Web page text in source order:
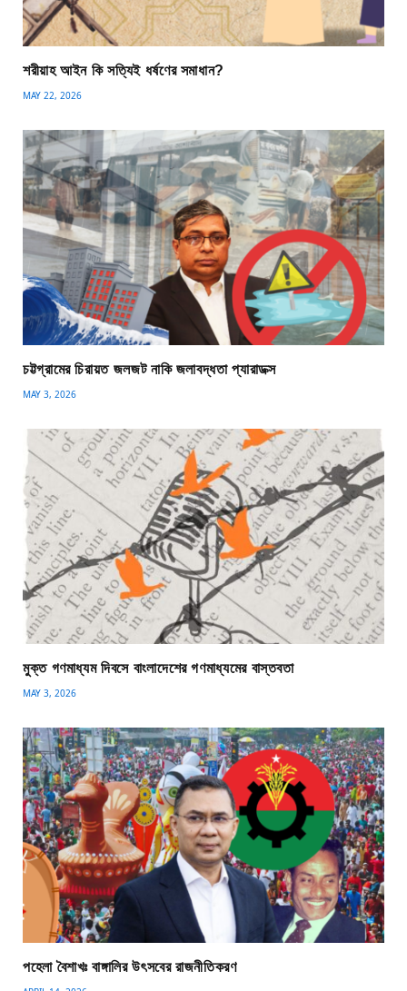
শরীয়াহ আইন কি সত্যিই ধর্ষণের সমাধান?
MAY 22, 2026
চট্টগ্রামের চিরায়ত জলজট নাকি জলাবদ্ধতা প্যারাডক্স
MAY 3, 2026
মুক্ত গণমাধ্যম দিবসে বাংলাদেশের গণমাধ্যমের বাস্তবতা
MAY 3, 2026
পহেলা বৈশাখঃ বাঙ্গালির উৎসবের রাজনীতিকরণ